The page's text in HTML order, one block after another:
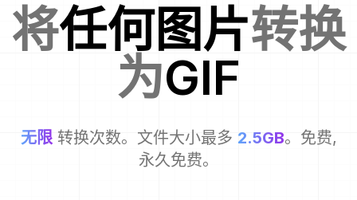
将任何图片转换
为GIF
无限 转换次数。文件大小最多 2.5GB。免费,
永久免费。